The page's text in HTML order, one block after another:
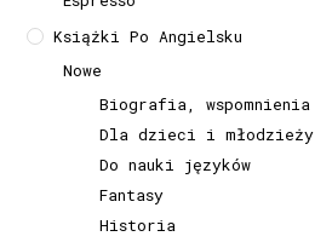
Książki Po Angielsku
Nowe
Biografia, wspomnienia
Dla dzieci i młodzieży
Do nauki języków
Fantasy
Historia